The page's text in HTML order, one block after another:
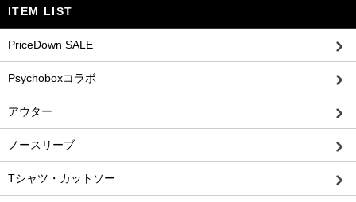
ITEM LIST
PriceDown SALE
Psychoboxコラボ
アウター
ノースリーブ
Tシャツ・カットソー